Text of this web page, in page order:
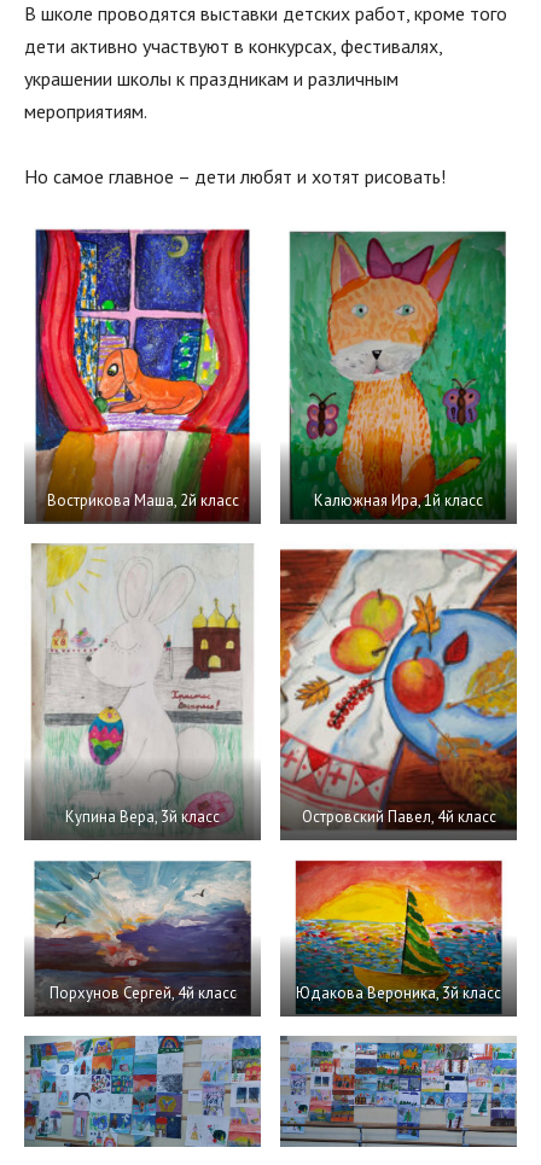
В школе проводятся выставки детских работ, кроме того
дети активно участвуют в конкурсах, фестивалях,
украшении школы к праздникам и различным
мероприятиям.
Но самое главное – дети любят и хотят рисовать!
Вострикова Маша, 2й класс Калюжная Ира, 1й класс
Купина Вера, 3й класс Островский Павел, 4й класс
Порхунов Сергей, 4й класс Юдакова Вероника, 3й класс